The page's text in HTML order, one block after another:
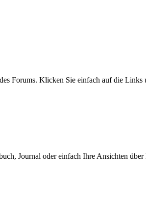
Forums. Klicken Sie einfach auf die
Journal oder einfach Ihre Ansichten